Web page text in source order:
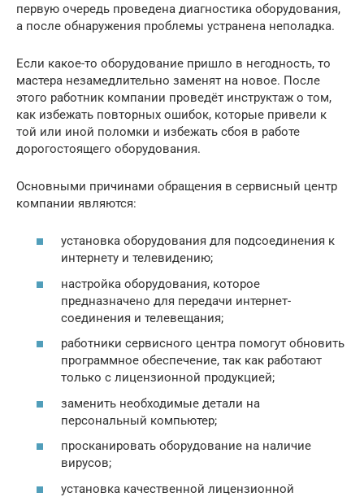
первую очередь проведена диагностика оборудования,
а после обнаружения проблемы устранена неполадка.
Если какое-то оборудование пришло в негодность, то
мастера незамедлительно заменят на новое. После
этого работник компании проведёт инструктаж о том,
как избежать повторных ошибок, которые привели к
той или иной поломки и избежать сбоя в работе
дорогостоящего оборудования.
Основными причинами обращения в сервисный центр
компании являются:
установка оборудования для подсоединения к
интернету и телевидению;
настройка оборудования, которое
предназначено для передачи интернет-
соединения и телевещания;
работники сервисного центра помогут обновить
программное обеспечение, так как работают
только с лицензионной продукцией;
заменить необходимые детали на
персональный компьютер;
просканировать оборудование на наличие
вирусов;
установка качественной лицензионной